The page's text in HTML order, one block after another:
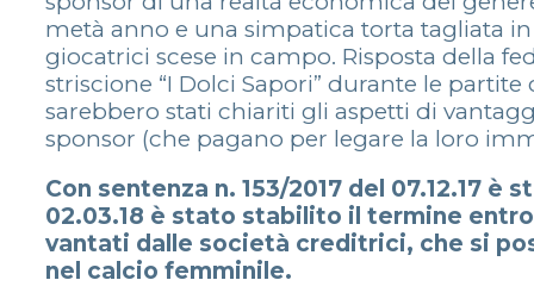
metà anno e una simpatica torta tagliata
giocatrici scese in campo. Risposta della
striscione “I Dolci Sapori” durante le
sarebbero stati chiariti gli aspetti di
sponsor (che pagano per legare la loro
Con sentenza n. 153/2017 del 07.12.17
02.03.18 è stato stabilito il termine
vantati dalle società creditrici, che si
nel calcio femminile.